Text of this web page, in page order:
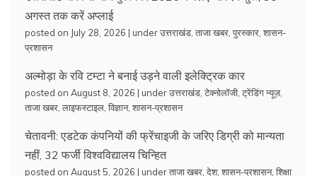
अगस्त तक करें अप्लाई
posted on July 28, 2026 | underउत्तराखंड ताजा खबर पुरस्कार शासन-
प्रशासन
अल्मोड़ा के रवि टम्टा ने बनाई उड़ने वाली इलेक्ट्रिक कार
posted on August 8, 2026 | underउत्तराखंड टेक्नोलॉजी ट्रेंडिंग न्यूज़,
ताजा खबर लाइफस्टाइल विज्ञान, शासन-प्रशासन
चेतावनी: एडटेक कंपनियों की फ्रेंचाइजी के जरिए डिग्री को मान्यता
नहीं, 32 फर्जी विश्वविद्यालय चिन्हित
posted on August 5, 2026 | underताजा खबर देश, शासन-प्रशासन, शिक्षा